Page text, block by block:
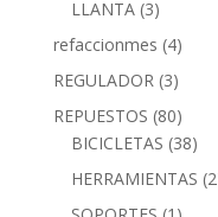
LLANTA (3)
refaccionmes (4)
REGULADOR (3)
REPUESTOS (80)
BICICLETAS (38)
HERRAMIENTAS